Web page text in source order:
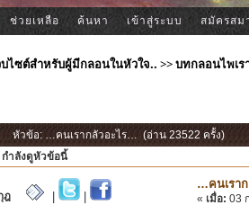
ช่วยเหลือ ค้นหา เข้าสู่ระบบ สมัครสม
ไซต์สำหรับผู้มีกลอนในหัวใจ.. >>บทกลอนไพเร
หัวข้อ: …คนเรากลัวอะไร… (อ่าน 23522 ครั้ง)
กำลังดูหัวข้อนี้
ฎ
…คนเรา
« เมื่อ: 03